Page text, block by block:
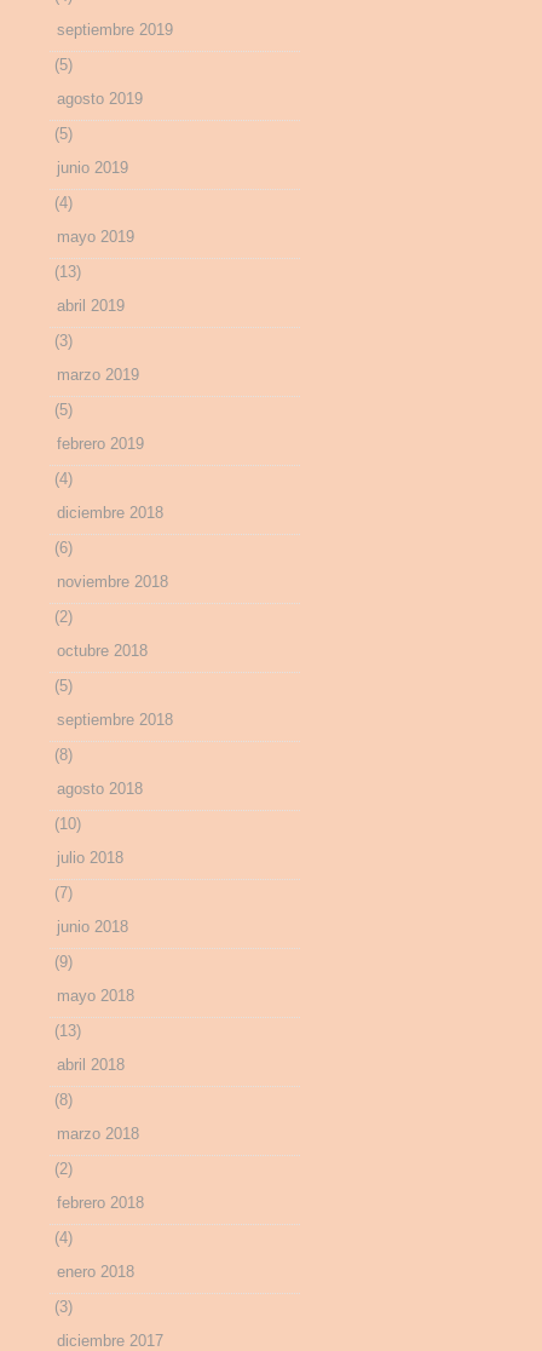
septiembre 2019
(5)
agosto 2019
(5)
junio 2019
(4)
mayo 2019
(13)
abril 2019
(3)
marzo 2019
(5)
febrero 2019
(4)
diciembre 2018
(6)
noviembre 2018
(2)
octubre 2018
(5)
septiembre 2018
(8)
agosto 2018
(10)
julio 2018
(7)
junio 2018
(9)
mayo 2018
(13)
abril 2018
(8)
marzo 2018
(2)
febrero 2018
(4)
enero 2018
(3)
diciembre 2017